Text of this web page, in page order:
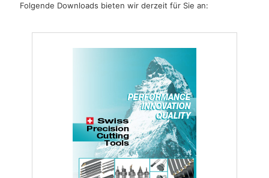
Folgende Downloads bieten wir derzeit für Sie an: